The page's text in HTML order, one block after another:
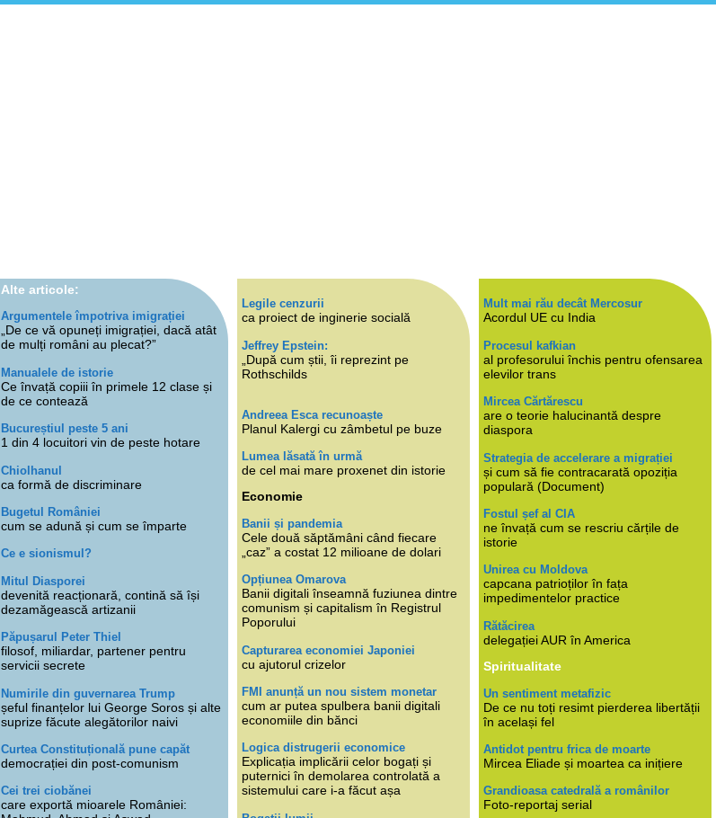
Alte articole:
Argumentele împotriva imigrației
„De ce vă opuneți imigrației, dacă atât
de mulți români au plecat?”
Manualele de istorie
Ce învață copiii în primele 12 clase și
de ce contează
Bucureștiul peste 5 ani
1 din 4 locuitori vin de peste hotare
Chiolhanul
ca formă de discriminare
Bugetul României
cum se adună și cum se împarte
Ce e sionismul?
Mitul Diasporei
devenită reacționară, contină să își
dezamăgească artizanii
Păpușarul Peter Thiel
filosof, miliardar, partener pentru
servicii secrete
Numirile din guvernarea Trump
șeful finanțelor lui George Soros și alte
suprize făcute alegătorilor naivi
Curtea Constituțională pune capăt
democrației din post-comunism
Cei trei ciobănei
care exportă mioarele României:
Legile cenzurii
ca proiect de inginerie socială
Jeffrey Epstein:
„După cum știi, îi reprezint pe
Rothschilds
Andreea Esca recunoaște
Planul Kalergi cu zâmbetul pe buze
Lumea lăsată în urmă
de cel mai mare proxenet din istorie
Economie
Banii și pandemia
Cele două săptămâni când fiecare
„caz” a costat 12 milioane de dolari
Opțiunea Omarova
Banii digitali înseamnă fuziunea dintre
comunism și capitalism în Registrul
Poporului
Capturarea economiei Japoniei
cu ajutorul crizelor
FMI anunță un nou sistem monetar
cum ar putea spulbera banii digitali
economiile din bănci
Logica distrugerii economice
Explicația implicării celor bogați și
puternici în demolarea controlată a
sistemului care i-a făcut așa
Mult mai rău decât Mercosur
Acordul UE cu India
Procesul kafkian
al profesorului închis pentru ofensarea
elevilor trans
Mircea Cărtărescu
are o teorie halucinantă despre
diaspora
Strategia de accelerare a migrației
și cum să fie contracarată opoziția
populară (Document)
Fostul șef al CIA
ne învață cum se rescriu cărțile de
istorie
Unirea cu Moldova
capcana patrioților în fața
impedimentelor practice
Rătăcirea
delegației AUR în America
Spiritualitate
Un sentiment metafizic
De ce nu toți resimt pierderea libertății
în același fel
Antidot pentru frica de moarte
Mircea Eliade și moartea ca inițiere
Grandioasa catedrală a românilor
Foto-reportaj serial